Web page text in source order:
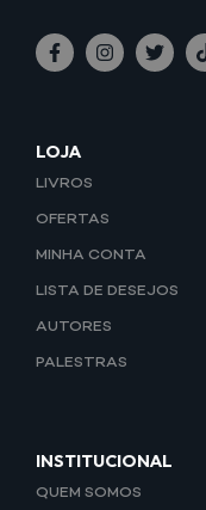
LOJA
LIVROS
OFERTAS
MINHA CONTA
LISTA DE DESEJOS
AUTORES
PALESTRAS
INSTITUCIONAL
QUEM SOMOS